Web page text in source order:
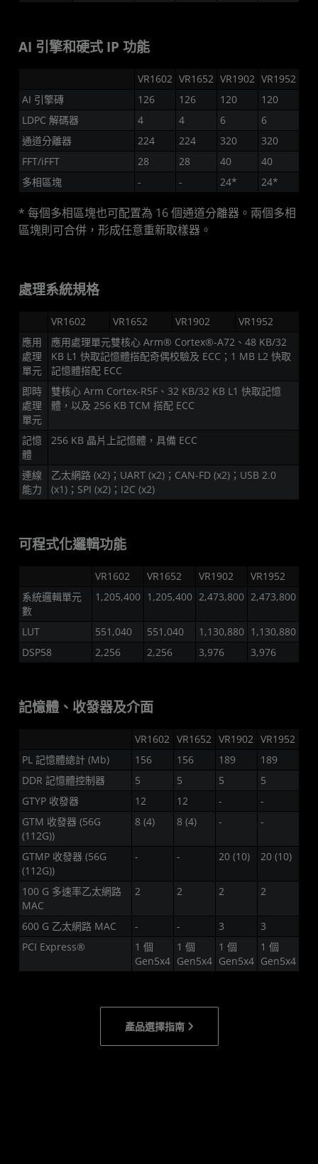
AI 引擎和硬式 IP 功能
VR1602 VR1652 VR1902 VR1952
AI 引擎磚
126 126 120
120
LDPC 解碼器
4 4 6
6
通道分離器
224 224 320
320
FFT/iFFT
28 28 40
40
多相區塊
- - 24* 24*
* 每個多相區塊也可配置為 16 個通道分離器。兩個多相
區塊則可合併，形成任意重新取樣器。
處理系統規格
VR1602 VR1652 VR1902
VR1952
應用
處理
單元
應用處理單元雙核心 Arm® Cortex®-A72、48 KB/32
KB L1 快取記憶體搭配奇偶校驗及 ECC；1 MB L2 快取
記憶體搭配 ECC
即時
處理
單元
雙核心 Arm Cortex-R5F、32 KB/32 KB L1 快取記憶
體，以及 256 KB TCM 搭配 ECC
記憶
體
256 KB 晶片上記憶體，具備 ECC
連線
能力
乙太網路 (x2)；UART (x2)；CAN-FD (x2)；USB 2.0
(x1)；SPI (x2)；I2C (x2)
可程式化邏輯功能
VR1602 VR1652 VR1902
VR1952
系統邏輯單元
數
1,205,400 1,205,400 2,473,800 2,473,800
LUT 551,040 551,040 1,130,880 1,130,880
DSP58
2,256 2,256 3,976 3,976
記憶體、收發器及介面
VR1602 VR1652 VR1902 VR1952
PL 記憶體總計 (Mb)
156 156 189
189
DDR 記憶體控制器
5 5 5
5
GTYP 收發器
12 12 -
-
GTM 收發器 (56G
(112G))
8 (4) 8 (4) - -
GTMP 收發器 (56G
(112G))
- - 20 (10) 20 (10)
100 G 多速率乙太網路
MAC
2 2 2 2
600 G 乙太網路 MAC - - 3
3
PCI Express®
1 個
Gen5x4
1 個
Gen5x4
1 個
Gen5x4
1 個
Gen5x4
產品選擇指南